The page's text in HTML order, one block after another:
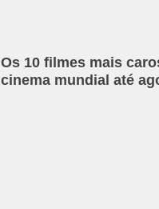
Os 10 filmes mais
cinema mundial até